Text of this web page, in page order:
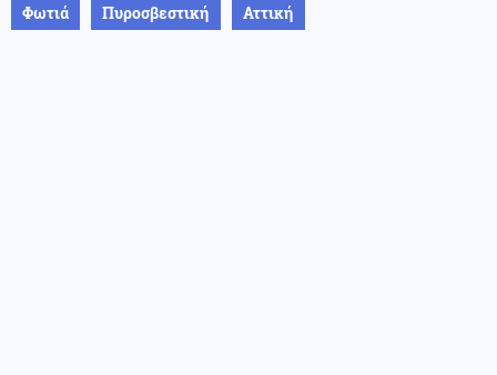
Φωτιά Πυροσβεστική Αττική